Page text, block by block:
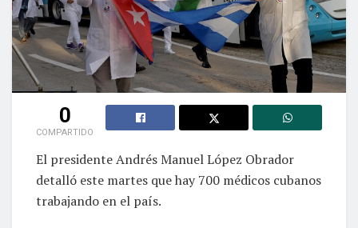
0
COMPARTIDO
El presidente Andrés Manuel López Obrador
detalló este martes que hay 700 médicos cubanos
trabajando en el país.